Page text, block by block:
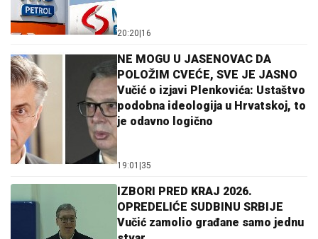
20:20|16
NE MOGU U JASENOVAC DA
POLOŽIM CVEĆE, SVE JE JASNO
Vučić o izjavi Plenkovića: Ustaštvo
podobna ideologija u Hrvatskoj, to
je odavno logično
19:01 |35
IZBORI PRED KRAJ 2026.
OPREDELIĆE SUDBINU SRBIJE
Vučić zamolio građane samo jednu